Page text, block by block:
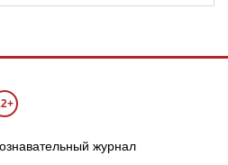
журнал